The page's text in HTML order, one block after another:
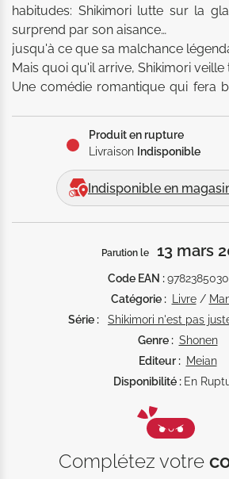
habitudes: Shikimori lutte sur la
surprend par son aisance…
jusqu'à ce que sa malchance
Mais quoi qu'il arrive, Shikimori
Une comédie romantique qui fera
malchanceux.
Elle est si mignonne, si douce…
heureuse quand elle est avec lui…
Produit en rupture
Livraison Indisponible
Indisponible en
Parution le 13 mars
Code EAN :
Catégorie :
Livre/
Série :
Shikimori n'est pas
Genre : Shonen
Editeur : Meian
Disponibilité : En
Complétez votre